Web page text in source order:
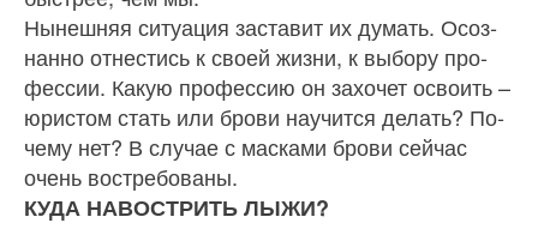
Нынешняя ситуация заставит их думать. Осоз­
нанно отнестись к своей жизни, к выбору про­
фессии. Какую профессию он захочет освоить –
юристом стать или брови научится делать? По­
чему нет? В случае с масками брови сейчас
очень востребованы.
КУДА НАВОСТРИТЬ ЛЫЖИ?